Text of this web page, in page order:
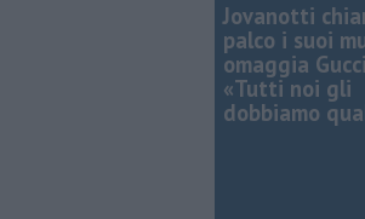
Jovanotti
palco i suoi
omaggia
«Tutti noi gli
dobbiamo